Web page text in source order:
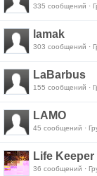
335 сообщений ·
lamak
303 сообщений ·
LaBarbus
155 сообщений ·
LAMO
45 сообщений ·
Life Keeper
36 сообщений ·